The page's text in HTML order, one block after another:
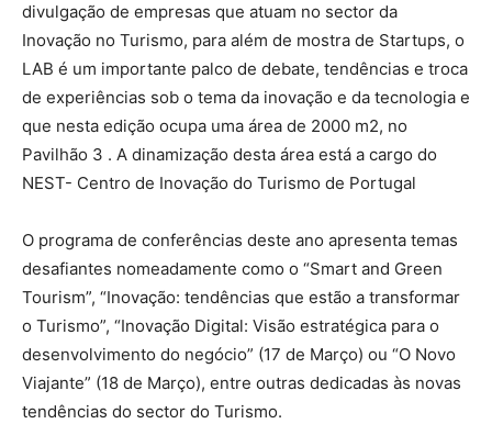
divulgação de empresas que atuam no sector da
Inovação no Turismo, para além de mostra de Startups, o
LAB é um importante palco de debate, tendências e troca
de experiências sob o tema da inovação e da tecnologia e
que nesta edição ocupa uma área de 2000 m2, no
Pavilhão 3 . A dinamização desta área está a cargo do
NEST- Centro de Inovação do Turismo de Portugal
O programa de conferências deste ano apresenta temas
desafiantes nomeadamente como o “Smart and Green
Tourism”, “Inovação: tendências que estão a transformar
o Turismo”, “Inovação Digital: Visão estratégica para o
desenvolvimento do negócio” (17 de Março) ou “O Novo
Viajante” (18 de Março), entre outras dedicadas às novas
tendências do sector do Turismo.